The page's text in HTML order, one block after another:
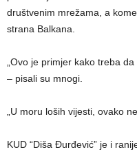
društvenim mrežama, a
strana Balkana.
„Ovo je primjer kako treba
– pisali su mnogi.
„U moru loših vijesti, ovako
KUD “Diša Đurđević” je i